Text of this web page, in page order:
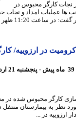
کارگر محبوس در
عملیات امداد و نجات خبر
در ارزوییه/
محبوس شده در معدن
به بیمارستان منتقل شده
در ...